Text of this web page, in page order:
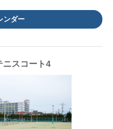
ンダー
ニスコート4